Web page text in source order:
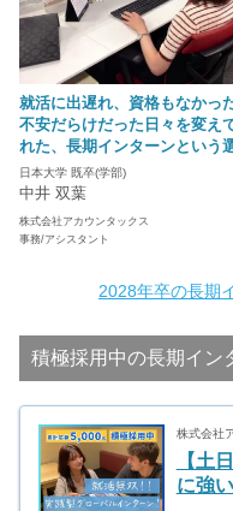
就活に出遅れ、資格もなかった
不安だらけだった日々を変え
れた、長期インターンという
日本大学 既卒(学部)
中井 双葉
株式会社アカウンタックス
事務/アシスタント
2028年卒の長期
積極採用中の長期イン
株式会社
【土
に強